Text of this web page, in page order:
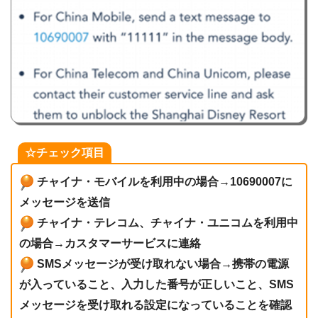
☆チェック項目
チャイナ・モバイルを利用中の場合→10690007に
メッセージを送信
チャイナ・テレコム、チャイナ・ユニコムを利用中
の場合→カスタマーサービスに連絡
SMSメッセージが受け取れない場合→携帯の電源
が入っていること、入力した番号が正しいこと、SMS
メッセージを受け取れる設定になっていることを確認